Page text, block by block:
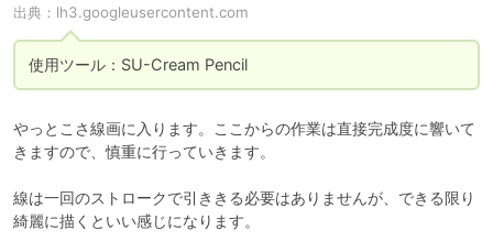
出典： lh3.googleusercontent.com
使用ツール：SU-Cream Pencil
やっとこさ線画に入ります。ここからの作業は直接完成度に響いて
きますので、慎重に行っていきます。
線は一回のストロークで引ききる必要はありませんが、できる限り
綺麗に描くといい感じになります。